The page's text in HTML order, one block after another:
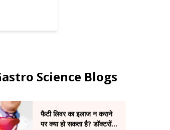
Science Blogs
फैटी लिवर का इलाज न कराने
पर क्या हो सकता है? डॉक्टरों